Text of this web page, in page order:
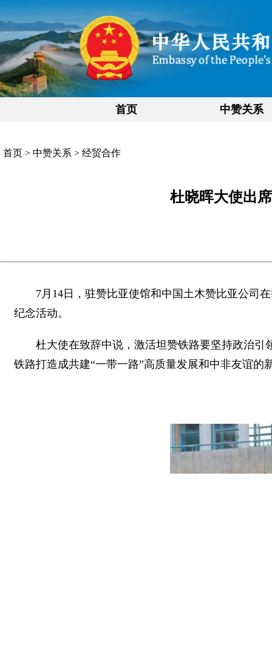
首页 中赞关系
首页 > 中赞关系 > 经贸合作
杜晓晖大使出
7月14日，驻赞比亚使馆和中国土木赞比亚公司
纪念活动。
杜大使在致辞中说，激活坦赞铁路要坚持政治
铁路打造成共建“一带一路”高质量发展和中非友谊的